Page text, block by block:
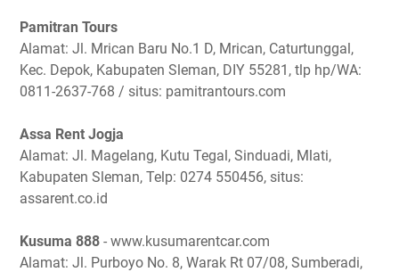
Pamitran Tours
Alamat: Jl. Mrican Baru No.1 D, Mrican, Caturtunggal,
Kec. Depok, Kabupaten Sleman, DIY 55281, tlp hp/WA:
0811-2637-768 / situs: pamitrantours.com
Assa Rent Jogja
Alamat: Jl. Magelang, Kutu Tegal, Sinduadi, Mlati,
Kabupaten Sleman, Telp: 0274 550456, situs:
assarent.co.id
Kusuma 888 - www.kusumarentcar.com
Alamat: Jl. Purboyo No. 8, Warak Rt 07/08, Sumberadi,